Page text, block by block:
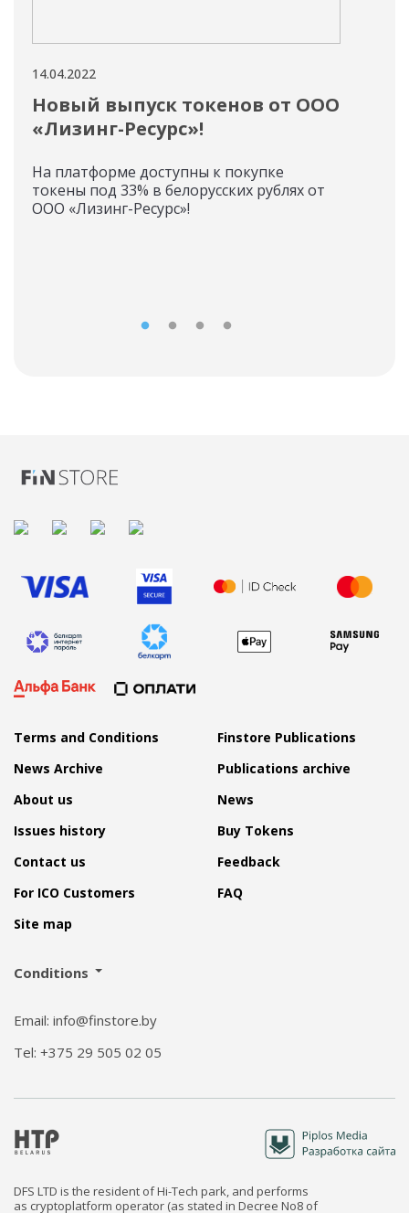
14.04.2022
Новый выпуск токенов от ООО
«Лизинг-Ресурс»!
На платформе доступны к покупке
токены под 33% в белорусских рублях от
ООО «Лизинг-Ресурс»!
Terms and Conditions
Finstore Publications
News Archive
Publications archive
About us
News
Issues history
Buy Tokens
Contact us
Feedback
For ICO Customers
FAQ
Site map
Conditions
Email: info@finstore.by
Tel: +375 29 505 02 05
DFS LTD is the resident of Hi-Tech park, and performs
as cryptoplatform operator (as stated in Decree No8 of